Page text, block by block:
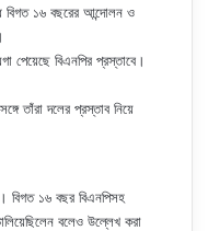
বিগত ১৬ বছরের আন্দোলন ও
পেয়েছে বিএনপির প্রস্তাবে।
তাঁরা দলের প্রস্তাব নিয়ে
বিগত ১৬ বছর বিএনপিসহ
বলেও উল্লেখ করা